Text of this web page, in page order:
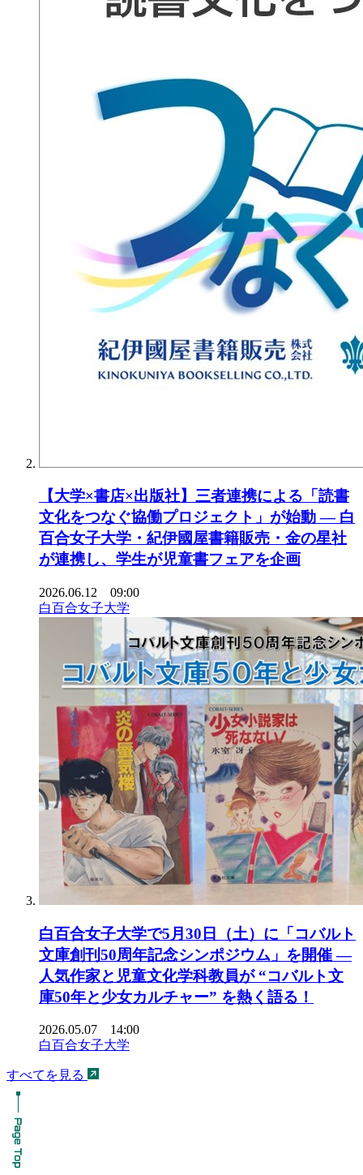
【大学×書店×出版社】三者連携による「読書
文化をつなぐ協働プロジェクト」が始動 ― 白
百合女子大学・紀伊國屋書籍販売・金の星社
が連携し、学生が児童書フェアを企画
2026.06.12 09:00
白百合女子大学
白百合女子大学で5月30日（土）に「コバルト
文庫創刊50周年記念シンポジウム」を開催 ―
人気作家と児童文化学科教員が “コバルト文
庫50年と少女カルチャー” を熱く語る！
2026.05.07 14:00
白百合女子大学
すべてを見る